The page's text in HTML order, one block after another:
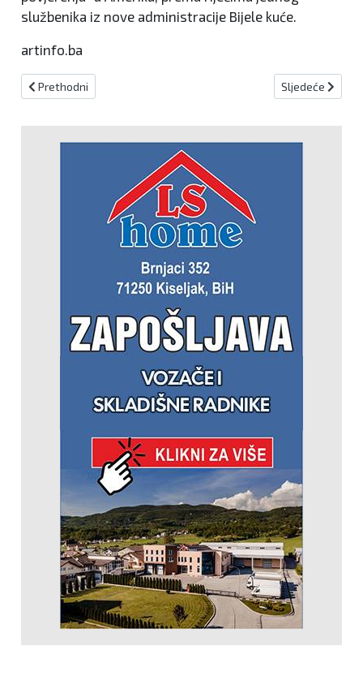
službenika iz nove administracije Bijele kuće.
artinfo.ba
Prethodni članak: Kraljević: Vlada FBiH usvojila prijedlog
Prethodni Sljedeći
Sljedeće